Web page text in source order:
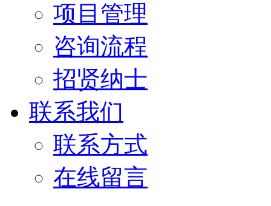
项目管理
咨询流程
招贤纳士
联系我们
联系方式
在线留言